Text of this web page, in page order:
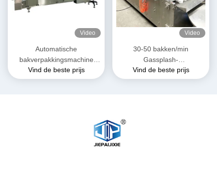
Video
Automatische
bakverpakkingsmachine
PLC-gecontroleerde
voedselbakverpakking
Vind de beste prijs
Video
30-50 bakken/min
Gassplash-
bakverpakkingsmachine
voor huisdiervoeding
Vind de beste prijs